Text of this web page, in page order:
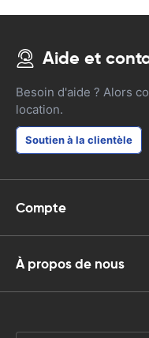
Aide et
Besoin d'aide ? Alors
location.
Soutien à la clientèle
Compte
À propos de nous